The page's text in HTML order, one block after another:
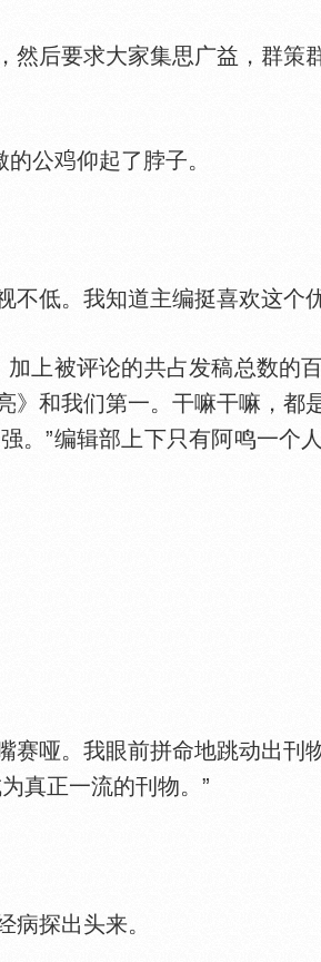
然后要求大家集思广益，群策
的公 仰起了脖子。
低。我知道主编挺喜欢这个优
被评论的共占发稿总数的
》和我们第一。干嘛干嘛，都
。”编辑部上下只有阿鸣一个
哑。我眼前拼命地跳动出刊
真正一流的刊物。”
探出头来。